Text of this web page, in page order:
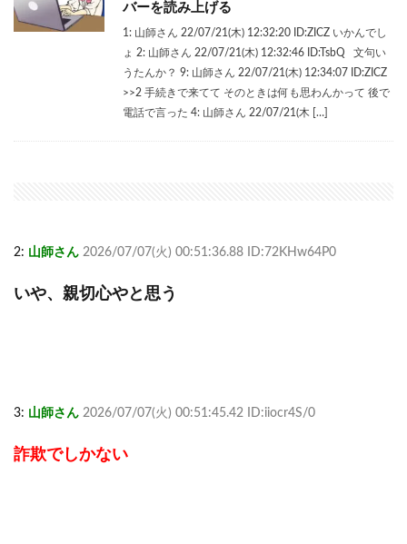
バーを読み上げる
1: 山師さん 22/07/21(木) 12:32:20 ID:ZICZ いかんでし
ょ 2: 山師さん 22/07/21(木) 12:32:46 ID:TsbQ 文句い
うたんか？ 9: 山師さん 22/07/21(木) 12:34:07 ID:ZICZ
>>2 手続きで来てて そのときは何も思わんかって 後で
電話で言った 4: 山師さん 22/07/21(木 […]
2: 山師さん 2026/07/07(火) 00:51:36.88 ID:72KHw64P0
いや、親切心やと思う
3: 山師さん 2026/07/07(火) 00:51:45.42 ID:iiocr4S/0
詐欺でしかない